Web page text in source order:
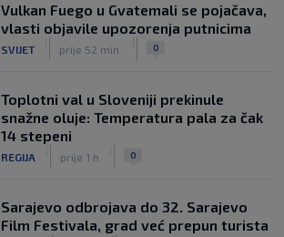
Vulkan Fuego u Gvatemali se pojačava,
vlasti objavile upozorenja putnicima
SVIJET prije 52 min. 0
Toplotni val u Sloveniji prekinule
snažne oluje: Temperatura pala za čak
14 stepeni
REGIJA prije 1 h 0
Sarajevo odbrojava do 32. Sarajevo
Film Festivala, grad već prepun turista